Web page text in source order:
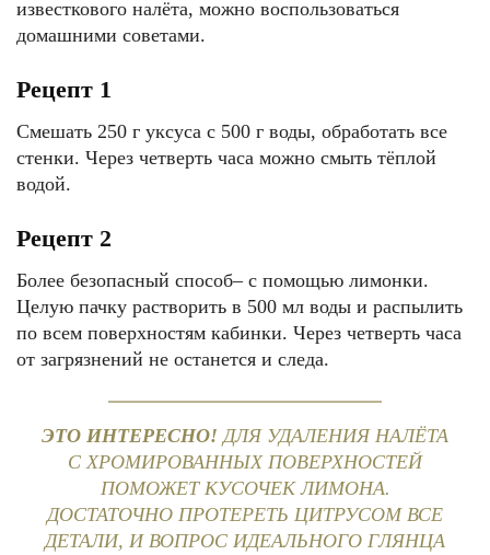
известкового налёта, можно воспользоваться
домашними советами.
Рецепт 1
Смешать 250 г уксуса с 500 г воды, обработать все
стенки. Через четверть часа можно смыть тёплой
водой.
Рецепт 2
Более безопасный способ– с помощью лимонки.
Целую пачку растворить в 500 мл воды и распылить
по всем поверхностям кабинки. Через четверть часа
от загрязнений не останется и следа.
ЭТО ИНТЕРЕСНО! ДЛЯ УДАЛЕНИЯ НАЛЁТА
С ХРОМИРОВАННЫХ ПОВЕРХНОСТЕЙ
ПОМОЖЕТ КУСОЧЕК ЛИМОНА.
ДОСТАТОЧНО ПРОТЕРЕТЬ ЦИТРУСОМ ВСЕ
ДЕТАЛИ, И ВОПРОС ИДЕАЛЬНОГО ГЛЯНЦА